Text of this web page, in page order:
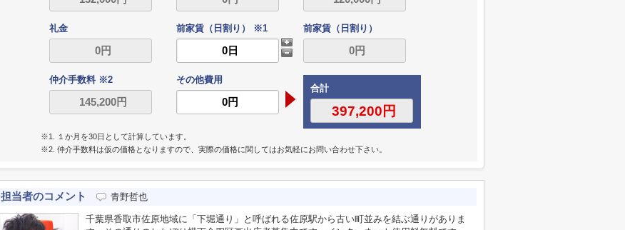
礼金 前家賃（日割り） ※1 前家賃（日割り）
仲介手数料 ※2
その他費用
合計
※1. １か月を30日として計算しています。
※2. 仲介手数料は仮の価格となりますので、実際の価格に関してはお気軽にお問い合わせ下さい。
担当者のコメント 青野哲也
千葉県香取市佐原地域に「下堀通り」と呼ばれる佐原駅から古い町並みを結ぶ通りがありま